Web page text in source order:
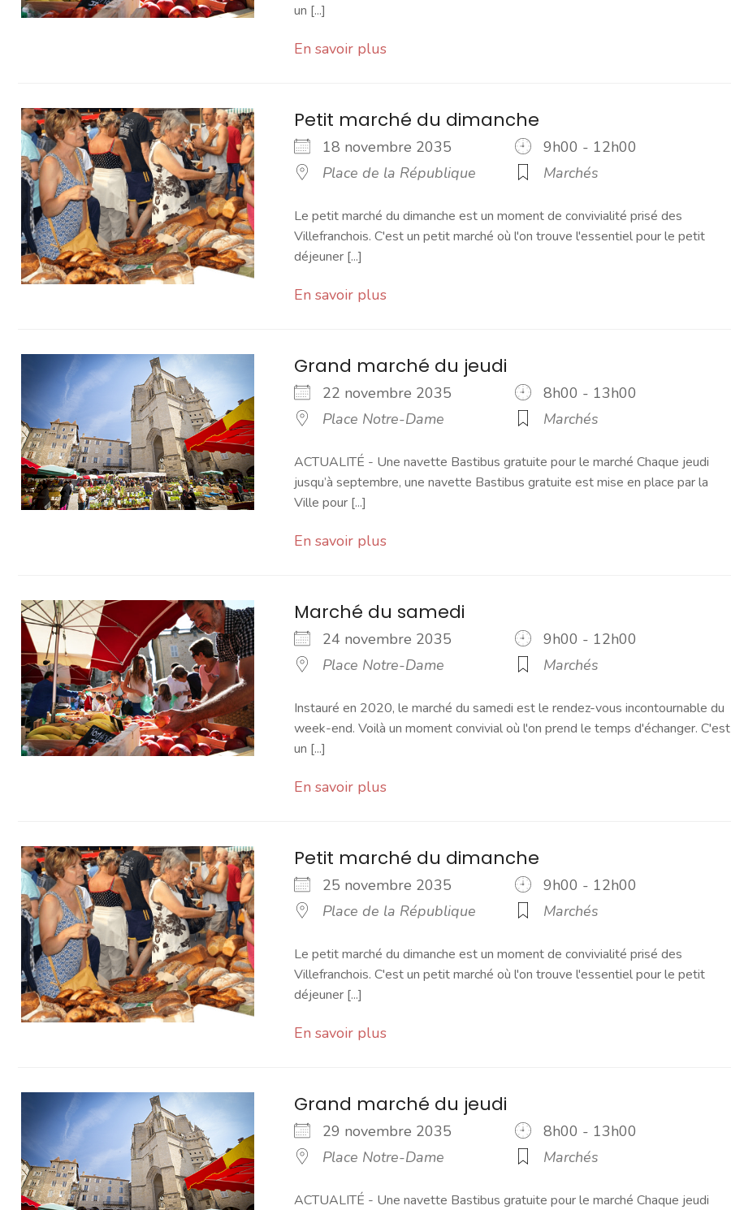
un [...]
En savoir plus
Petit marché du dimanche
18 novembre 2035
9h00 - 12h00
Place de la République
Marchés
Le petit marché du dimanche est un moment de convivialité prisé des
Villefranchois. C'est un petit marché où l'on trouve l'essentiel pour le petit
déjeuner [...]
En savoir plus
Grand marché du jeudi
22 novembre 2035
8h00 - 13h00
Place Notre-Dame
Marchés
ACTUALITÉ - Une navette Bastibus gratuite pour le marché Chaque jeudi
jusqu’à septembre, une navette Bastibus gratuite est mise en place par la
Ville pour [...]
En savoir plus
Marché du samedi
24 novembre 2035
9h00 - 12h00
Place Notre-Dame
Marchés
Instauré en 2020, le marché du samedi est le rendez-vous incontournable du
week-end. Voilà un moment convivial où l'on prend le temps d'échanger. C'est
un [...]
En savoir plus
Petit marché du dimanche
25 novembre 2035
9h00 - 12h00
Place de la République
Marchés
Le petit marché du dimanche est un moment de convivialité prisé des
Villefranchois. C'est un petit marché où l'on trouve l'essentiel pour le petit
déjeuner [...]
En savoir plus
Grand marché du jeudi
29 novembre 2035
8h00 - 13h00
Place Notre-Dame
Marchés
ACTUALITÉ - Une navette Bastibus gratuite pour le marché Chaque jeudi